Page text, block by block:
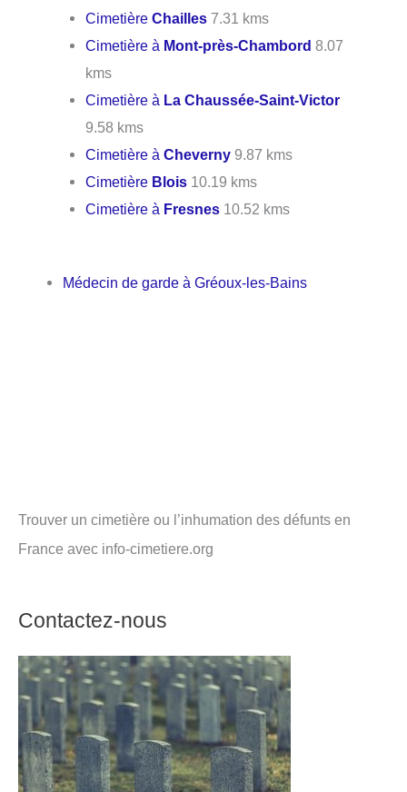
CimetièreChailles 7.31 kms
Cimetière à Mont-près-Chambord 8.07
kms
Cimetière à La Chaussée-Saint-Victor
9.58 kms
Cimetière àCheverny 9.87 kms
Cimetière Blois 10.19 kms
Cimetière à Fresnes 10.52 kms
Médecin de garde à Gréoux-les-Bains
Trouver un cimetière ou l’inhumation des défunts en
France avec info-cimetiere.org
Contactez-nous